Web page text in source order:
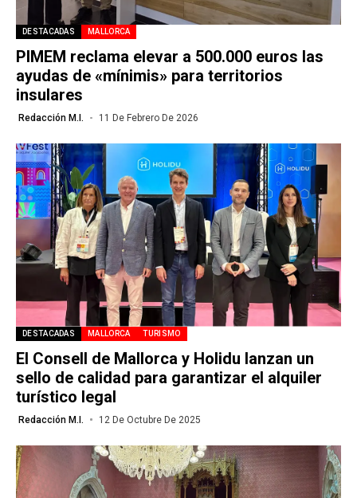
DESTACADAS MALLORCA
PIMEM reclama elevar a 500.000 euros las
ayudas de «mínimis» para territorios
insulares
Redacción M.I. 11 De Febrero De 2026
DESTACADAS MALLORCA TURISMO
El Consell de Mallorca y Holidu lanzan un
sello de calidad para garantizar el alquiler
turístico legal
Redacción M.I. 12 De Octubre De 2025